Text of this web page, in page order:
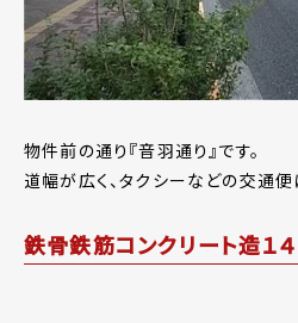
物件前の通り『音羽通り』です。
道幅が広く、タクシーなどの交通
鉄骨鉄筋コンクリート造１